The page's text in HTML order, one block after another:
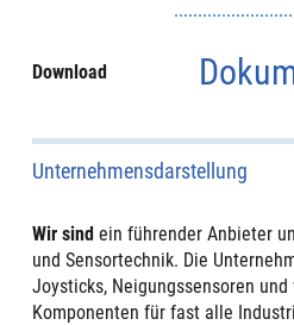
Wir sindein führender Anbieter
und Sensortechnik. Die
Joysticks, Neigungssensoren
Komponenten für fast alle
Unternehmensdarstellung
Download